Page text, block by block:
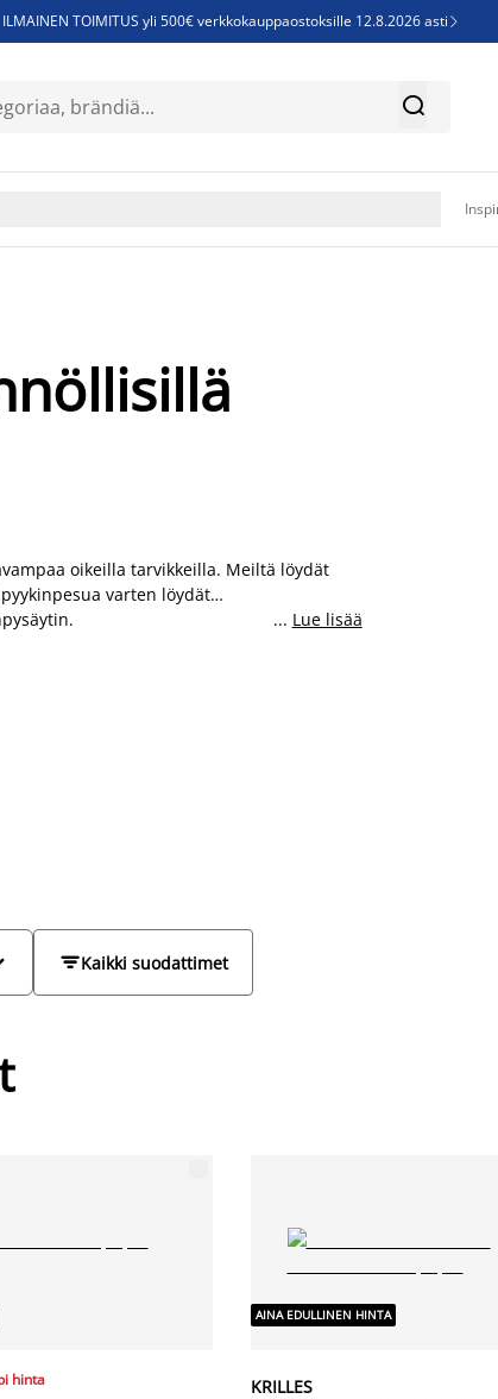
ILMAINEN TOIMITUS yli 500€ verkkokauppaostoksille 12.8.2026 asti 
Sijauspatjoja - Säästä jopa 60% 
oikeilla tarvikkeilla. Meiltä löydät
varten löydät
... Lue lisää
Kaikki suodattimet
hinta
AINA EDULLINEN HINTA
KRILLES